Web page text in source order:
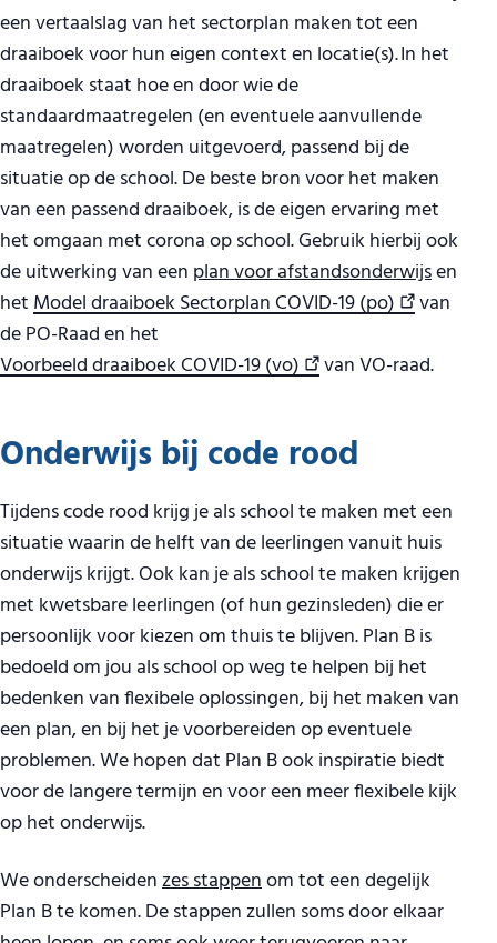
een vertaalslag van het sectorplan maken tot een
draaiboek voor hun eigen context en locatie(s). In het
draaiboek staat hoe en door wie de
standaardmaatregelen (en eventuele aanvullende
maatregelen) worden uitgevoerd, passend bij de
situatie op de school. De beste bron voor het maken
van een passend draaiboek, is de eigen ervaring met
het omgaan met corona op school. Gebruik hierbij ook
de uitwerking van een plan voor afstandsonderwijsen
het Model draaiboek Sectorplan COVID-19 (po)
van
de PO-Raad en het
Voorbeeld draaiboek COVID-19 (vo)
van VO-raad.
Onderwijs bij code rood
Tijdens code rood krijg je als school te maken met een
situatie waarin de helft van de leerlingen vanuit huis
onderwijs krijgt. Ook kan je als school te maken krijgen
met kwetsbare leerlingen (of hun gezinsleden) die er
persoonlijk voor kiezen om thuis te blijven. Plan B is
bedoeld om jou als school op weg te helpen bij het
bedenken van flexibele oplossingen, bij het maken van
een plan, en bij het je voorbereiden op eventuele
problemen. We hopen dat Plan B ook inspiratie biedt
voor de langere termijn en voor een meer flexibele kijk
op het onderwijs.
We onderscheidenzes stappenom tot een degelijk
Plan B te komen. De stappen zullen soms door elkaar